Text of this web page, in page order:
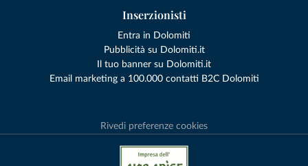
Inserzionisti
Entra in Dolomiti
Pubblicità su Dolomiti.it
Il tuo banner su Dolomiti.it
Email marketing a 100.000 contatti B2C Dolomiti
Rivedi preferenze cookies